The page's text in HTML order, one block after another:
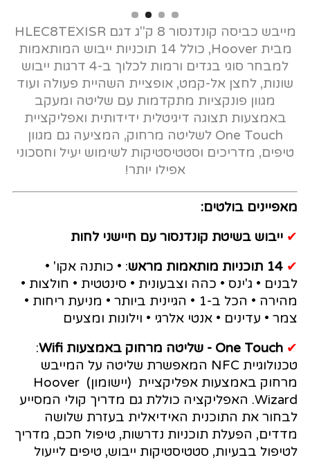
מייבש כביסה קונדנסור 8 ק"ג דגם HLEC8TEXISR
מבית Hoover, כולל 14 תוכניות ייבוש המותאמות
למבחר סוגי בגדים ורמות לכלוך ב-4 דרגות ייבוש
שונות, לחצן אל-קמט, אופציית השהיית פעולה ועוד
מגוון פונקציות מתקדמות עם שליטה ומעקב
באמצעות תצוגה דיגיטלית ידידותית ואפליקציית
One Touch לשליטה מרחוק, המציעה גם מגוון
טיפים, מדריכים וסטטיסטיקות לשימוש יעיל וחסכוני
אפילו יותר!
מאפיינים בולטים:
✔ ייבוש בשיטת קונדנסור עם חיישני לחות
✔ 14 תוכניות מותאמות מראש
: • כותנה אקו' •
לבנים • ג'ינס • כהה וצבעונית • סינטטית • חולצות •
מהירה • הכל ב-1 • הגיינית ביותר • מניעת ריחות •
צמר • עדינים • אנטי אלרגי • וילונות ומצעים
✔ One Touch - שליטה מרחוק באמצעות Wifi
:
טכנולוגיית NFC המאפשרת שליטה על המייבש
מרחוק באמצעות אפליקציית (יישומון) Hoover
Wizard. האפליקציה כוללת גם מדריך קולי המסייע
לבחור את התוכנית האידיאלית בעזרת שלושה
מדדים, הפעלת תוכניות נדרשות, טיפול חכם, מדריך
לטיפול בבעיות, סטטיסטיקות ייבוש, טיפים לייעול